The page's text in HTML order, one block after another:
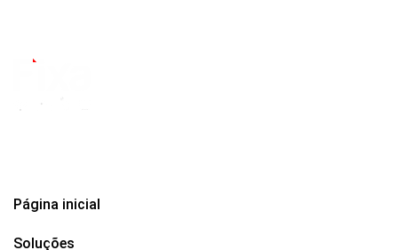
Página inicial
Soluções